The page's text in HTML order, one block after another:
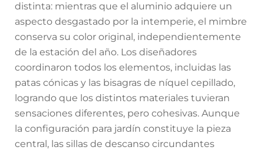
distinta: mientras que el aluminio adquiere un
aspecto desgastado por la intemperie, el mimbre
conserva su color original, independientemente
de la estación del año. Los diseñadores
coordinaron todos los elementos, incluidas las
patas cónicas y las bisagras de níquel cepillado,
logrando que los distintos materiales tuvieran
sensaciones diferentes, pero cohesivas. Aunque
la configuración para jardín constituye la pieza
central, las sillas de descanso circundantes